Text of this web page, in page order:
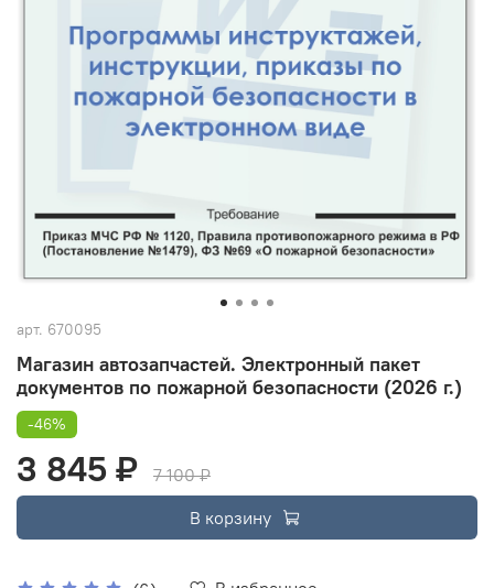
арт. 670095
Магазин автозапчастей. Электронный пакет
документов по пожарной безопасности (2026 г.)
-46%
3 845 ₽
7 100 ₽
В корзину